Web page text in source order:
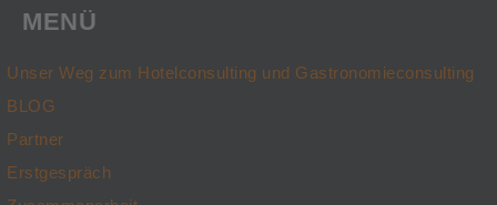
MENÜ
Unser Weg zum Hotelconsulting und Gastronomieconsulting
BLOG
Partner
Erstgespräch